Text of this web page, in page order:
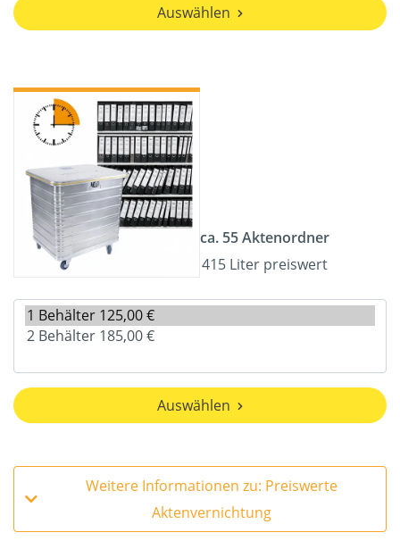
Auswählen
ca. 55 Aktenordner
415 Liter preiswert
Auswählen
Weitere Informationen zu: Preiswerte
Aktenvernichtung